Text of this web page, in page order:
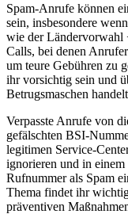
Spam-Anrufe können
sein, insbesondere
wie der Ländervorwahl
Calls, bei denen
um teure Gebühren zu
ihr vorsichtig sein und
Betrugsmaschen
Verpasste Anrufe von
gefälschten BSI-
legitimen Service-
ignorieren und in
Rufnummer als Spam
Thema findet ihr
präventiven